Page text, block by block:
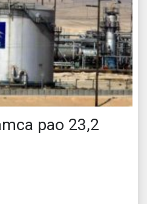
pao 23,2